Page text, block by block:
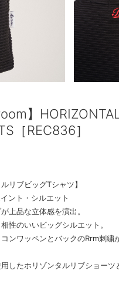
】
［REC836］
ルリブビッグTシャツ】
ント・シルエット
上品な立体感を演出。
性のいいビッグシルエット。
コンワッペンとバックのRrm刺繍
用したホリゾンタルリブショー